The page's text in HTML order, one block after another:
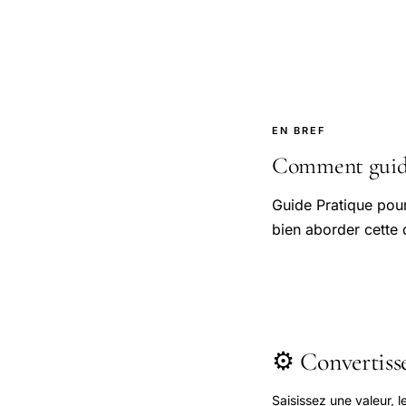
EN BREF
Comment
Guide Pratique
bien aborder cette
⚙️
Saisissez une valeur,